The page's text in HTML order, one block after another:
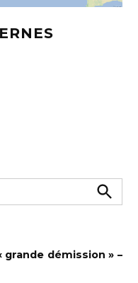
R
r
c
grande démission » –